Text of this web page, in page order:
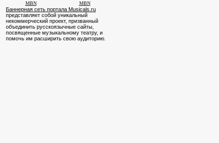
MBN MBN
Баннерная сеть портала Musicals.ru
представляет собой уникальный
некоммерческий проект, призванный
объединить русскоязычные сайты,
посвященные музыкальному театру, и
помочь им расширить свою аудиторию.